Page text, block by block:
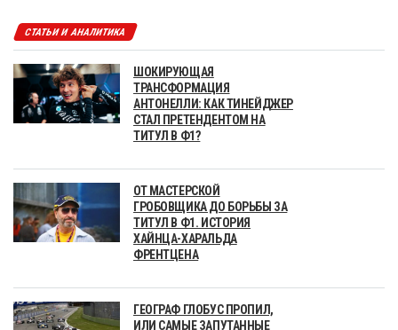
СТАТЬИ И АНАЛИТИКА
ШОКИРУЮЩАЯ
ТРАНСФОРМАЦИЯ
АНТОНЕЛЛИ: КАК ТИНЕЙДЖЕР
СТАЛ ПРЕТЕНДЕНТОМ НА
ТИТУЛ В Ф1?
ОТ МАСТЕРСКОЙ
ГРОБОВЩИКА ДО БОРЬБЫ ЗА
ТИТУЛ В Ф1. ИСТОРИЯ
ХАЙНЦА-ХАРАЛЬДА
ФРЕНТЦЕНА
ГЕОГРАФ ГЛОБУС ПРОПИЛ,
ИЛИ САМЫЕ ЗАПУТАННЫЕ